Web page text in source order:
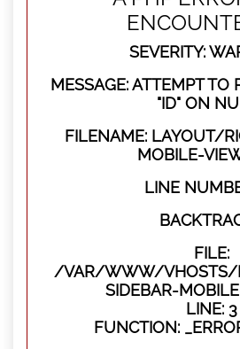
SEVERITY:
MESSAGE: ATTEMPT TO
"ID" ON
FILENAME: LAYOUT/
MOBILE-
LINE
FILE:
/VAR/WWW/VHOSTS/
SIDEBAR-
LINE: 3
FUNCTION: